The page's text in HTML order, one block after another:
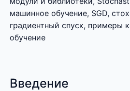
машинное обучение, SGD,
градиентный спуск, примеры
обучение
Введение